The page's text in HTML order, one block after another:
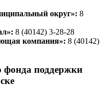
округ»: 8
8 (40142) 3-28-28
компания»: 8 (40142)
фонда поддержки